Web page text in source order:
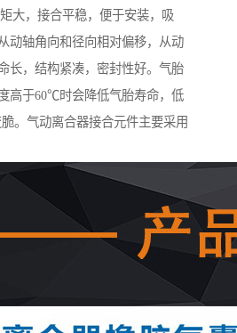
大，接合平稳，便于安装，吸
动轴角向和径向相对偏移，从动
长，结构紧凑，密封性好。气胎
高于60℃时会降低气胎寿命，低
。气动离合器接合元件主要采用